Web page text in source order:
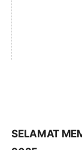
SELAMAT